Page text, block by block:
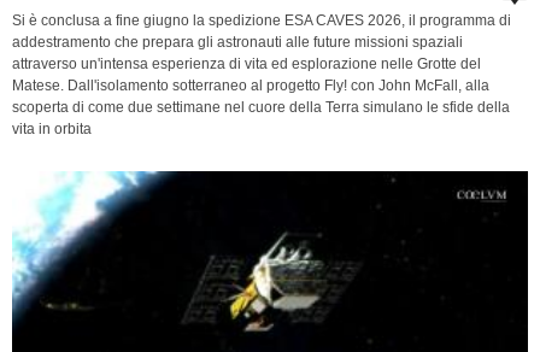
Si è conclusa a fine giugno la spedizione ESA CAVES 2026, il programma di
addestramento che prepara gli astronauti alle future missioni spaziali
attraverso un'intensa esperienza di vita ed esplorazione nelle Grotte del
Matese. Dall'isolamento sotterraneo al progetto Fly! con John McFall, alla
scoperta di come due settimane nel cuore della Terra simulano le sfide della
vita in orbita